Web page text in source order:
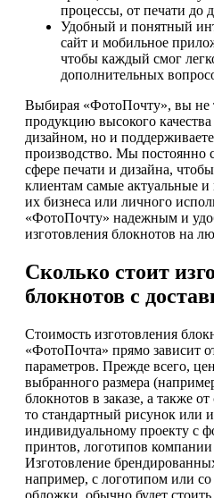
процессы, от печати до
Удобный и понятный
сайт и мобильное
чтобы каждый смог
дополнительных
Выбирая «ФотоПочту», вы не
продукцию высокого
дизайном, но и
производство. Мы постоянно
сфере печати и дизайна,
клиентам самые актуальные
их бизнеса или личного
«ФотоПочту» надежным и
изготовления блокнотов на
Сколько стоит
блокнотов с
Стоимость изготовления
«ФотоПочта» прямо зависит
параметров. Прежде всего,
выбранного размера
блокнотов в заказе, а также
то стандартный рисунок или
индивидуальному проекту с
принтов, логотипов
Изготовление
например, с логотипом или
обложки, обычно будет